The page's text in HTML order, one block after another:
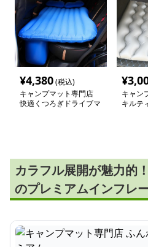
¥4,380(税込)
キャンプマット専門店
快適くつろぎドライブマ
¥
キャン
キルテ
カラフル展開が魅力的
のプレミアムインフレ